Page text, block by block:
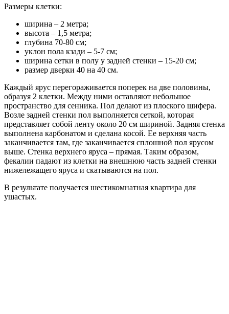
Размеры клетки:
ширина – 2 метра;
высота – 1,5 метра;
глубина 70-80 см;
уклон пола кзади – 5-7 см;
ширина сетки в полу у задней стенки – 15-20 см;
размер дверки 40 на 40 см.
Каждый ярус перегораживается поперек на две половины,
образуя 2 клетки. Между ними оставляют небольшое
пространство для сенника. Пол делают из плоского шифера.
Возле задней стенки пол выполняется сеткой, которая
представляет собой ленту около 20 см шириной. Задняя стенка
выполнена карбонатом и сделана косой. Ее верхняя часть
заканчивается там, где заканчивается сплошной пол ярусом
выше. Стенка верхнего яруса – прямая. Таким образом,
фекалии падают из клетки на внешнюю часть задней стенки
нижележащего яруса и скатываются на пол.
В результате получается шестикомнатная квартира для
ушастых.